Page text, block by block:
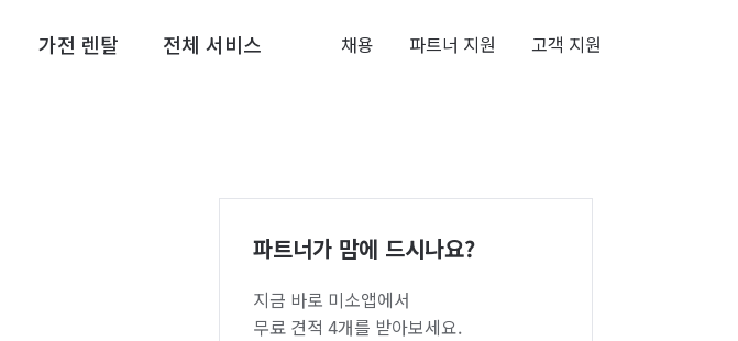
가전 렌탈 전체 서비스 채용 파트너 지원 고객 지원
파트너가 맘에 드시나요?
지금 바로 미소앱에서
무료 견적 4개를 받아보세요.